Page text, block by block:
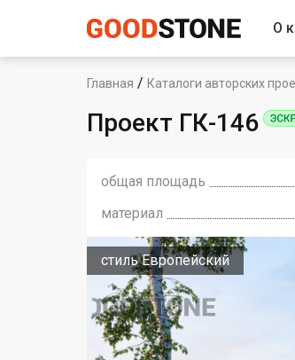
О
Главная / Каталоги авторских
Проект ГК-146
общая площадь
материал
стиль Европейский